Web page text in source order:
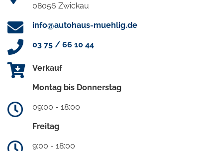
08056 Zwickau
info@autohaus-muehlig.de
03 75 / 66 10 44
Verkauf
Montag bis Donnerstag
09:00 - 18:00
Freitag
9:00 - 18:00